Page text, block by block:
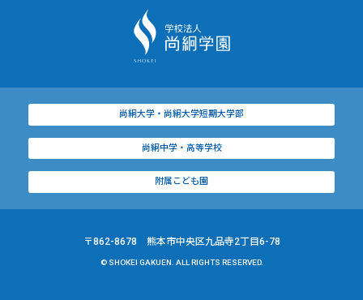
尚絅大学・尚絅大学短期大学部
尚絅中学・高等学校
附属こども園
〒862-8678 熊本市中央区九品寺2丁目6-78
© SHOKEI GAKUEN. ALL RIGHTS RESERVED.